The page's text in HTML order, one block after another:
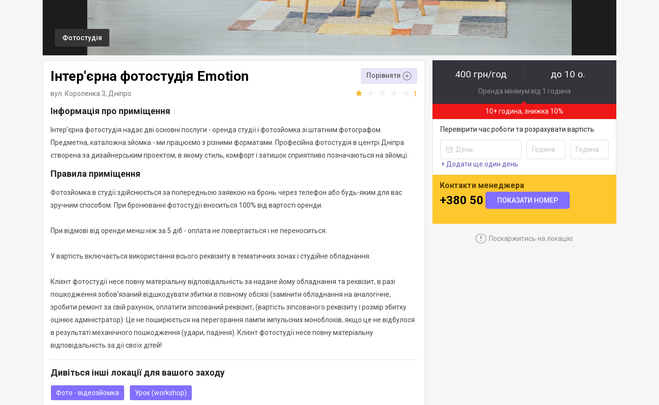
Фотостудія
Інтер'єрна фотостудія Emotion Порівняти
вул. Короленка 3, Дніпро 1
Інформація про приміщення
Інтер'єрна фотостудія надає дві основні послуги - оренда студії і фотозйомка зі штатним фотографом.
Предметна, каталожна зйомка - ми працюємо з різними форматами. Професійна фотостудія в центрі Дніпра
створена за дизайнерським проектом, в якому стиль, комфорт і затишок сприятливо позначаються на зйомці.
Правила приміщення
Фотозйомка в студії здійснюється за попередньою заявкою на бронь через телефон або будь-яким для вас
зручним способом. При бронюванні фотостудії вноситься 100% від вартості оренди.
При відмові від оренди менш ніж за 5 діб - оплата не повертається і не переноситься.
У вартість включається використання всього реквізиту в тематичних зонах і студійне обладнання.
Клієнт фотостудії несе повну матеріальну відповідальність за надане йому обладнання та реквізит, в разі
пошкодження зобов'язаний відшкодувати збитки в повному обсязі (замінити обладнання на аналогічне,
зробити ремонт за свій рахунок, оплатити зіпсований реквізит, (вартість зіпсованого реквізиту і розмір збитку
оцінює адміністратор). Це не поширюється на перегорання лампи імпульсних моноблоків, якщо це не відбулося
в результаті механічного пошкодження (удари, падіння). Клієнт фотостудії несе повну матеріальну
відповідальність за дії своїх дітей!
Дивіться інші локації для вашого заходу
Фото - відеозйомка Урок (workshop)
400 грн/год до 10 о.
Оренда мінімум від 1 година
10+ година, знижка 10%
Перевірити час роботи та розрахувати вартість
+ Додати ще один день
Контакти менеджера
+380 50 941 3848
ПОКАЗАТИ НОМЕР
! Поскаржитись на локацію